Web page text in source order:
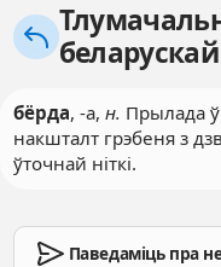
бёрда, -а, н. Прылада ў
накшталт грэбеня з
ўточнай ніткі.
Паведаміць пра